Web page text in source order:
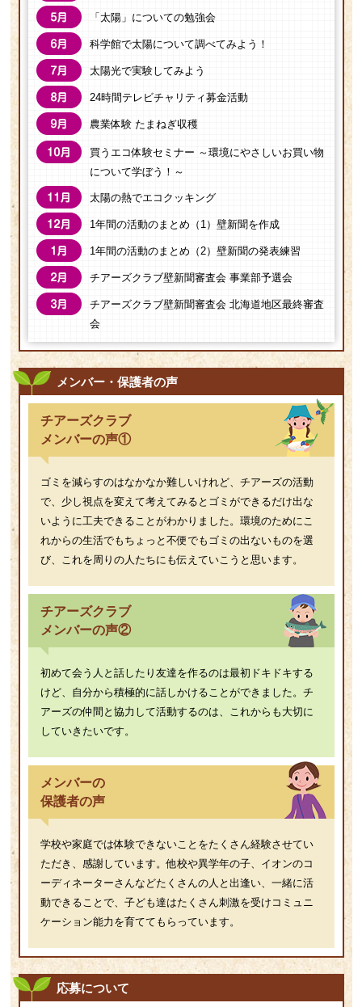
「太陽」についての勉強会
科学館で太陽について調べてみよう！
太陽光で実験してみよう
24時間テレビチャリティ募金活動
農業体験 たまねぎ収穫
買うエコ体験セミナー ～環境にやさしいお買い物
について学ぼう！～
太陽の熱でエコクッキング
1年間の活動のまとめ（1）壁新聞を作成
1年間の活動のまとめ（2）壁新聞の発表練習
チアーズクラブ壁新聞審査会 事業部予選会
チアーズクラブ壁新聞審査会 北海道地区最終審査
会
メンバー・保護者の声
チアーズクラブ
メンバーの声①
ゴミを減らすのはなかなか難しいけれど、チアーズの活動
で、少し視点を変えて考えてみるとゴミができるだけ出な
いように工夫できることがわかりました。環境のためにこ
れからの生活でもちょっと不便でもゴミの出ないものを選
び、これを周りの人たちにも伝えていこうと思います。
チアーズクラブ
メンバーの声②
初めて会う人と話したり友達を作るのは最初ドキドキする
けど、自分から積極的に話しかけることができました。チ
アーズの仲間と協力して活動するのは、これからも大切に
していきたいです。
メンバーの
保護者の声
学校や家庭では体験できないことをたくさん経験させてい
ただき、感謝しています。他校や異学年の子、イオンのコ
ーディネーターさんなどたくさんの人と出逢い、一緒に活
動できることで、子ども達はたくさん刺激を受けコミュニ
ケーション能力を育ててもらっています。
応募について